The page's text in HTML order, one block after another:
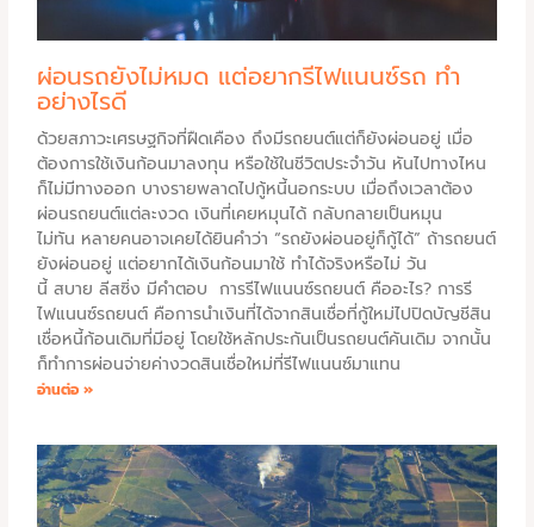
ผ่อนรถยังไม่หมด แต่อยากรีไฟแนนซ์รถ ทำ
อย่างไรดี
ด้วยสภาวะเศรษฐกิจที่ฝืดเคือง ถึงมีรถยนต์แต่ก็ยังผ่อนอยู่ เมื่อ
ต้องการใช้เงินก้อนมาลงทุน หรือใช้ในชีวิตประจำวัน หันไปทางไหน
ก็ไม่มีทางออก บางรายพลาดไปกู้หนี้นอกระบบ เมื่อถึงเวลาต้อง
ผ่อนรถยนต์แต่ละงวด เงินที่เคยหมุนได้ กลับกลายเป็นหมุน
ไม่ทัน หลายคนอาจเคยได้ยินคำว่า “รถยังผ่อนอยู่ก็กู้ได้” ถ้ารถยนต์
ยังผ่อนอยู่ แต่อยากได้เงินก้อนมาใช้ ทำได้จริงหรือไม่ วัน
นี้ สบาย ลีสซิ่ง มีคำตอบ การรีไฟแนนซ์รถยนต์ คืออะไร? การรี
ไฟแนนซ์รถยนต์ คือการนำเงินที่ได้จากสินเชื่อที่กู้ใหม่ไปปิดบัญชีสิน
เชื่อหนี้ก้อนเดิมที่มีอยู่ โดยใช้หลักประกันเป็นรถยนต์คันเดิม จากนั้น
ก็ทำการผ่อนจ่ายค่างวดสินเชื่อใหม่ที่รีไฟแนนซ์มาแทน
อ่านต่อ »